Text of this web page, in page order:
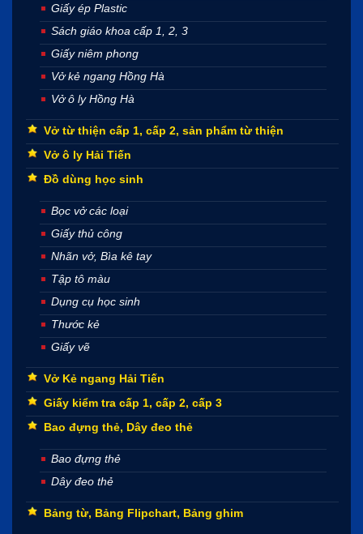
Giấy ép Plastic
Sách giáo khoa cấp 1, 2, 3
Giấy niêm phong
Vở kẻ ngang Hồng Hà
Vở ô ly Hồng Hà
Vở từ thiện cấp 1, cấp 2, sản phẩm từ thiện
Vở ô ly Hải Tiến
Đồ dùng học sinh
Bọc vở các loại
Giấy thủ công
Nhãn vở, Bìa kê tay
Tập tô màu
Dụng cụ học sinh
Thước kẻ
Giấy vẽ
Vở Kẻ ngang Hải Tiến
Giấy kiểm tra cấp 1, cấp 2, cấp 3
Bao đựng thẻ, Dây đeo thẻ
Bao đựng thẻ
Dây đeo thẻ
Bảng từ, Bảng Flipchart, Bảng ghim